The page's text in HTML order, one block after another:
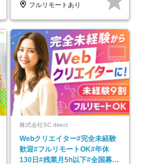
フルリモートあり
株式会社SC direct
Webクリエイター#完全未経験
歓迎#フルリモートOK#年休
130日#残業月5h以下#全国募集